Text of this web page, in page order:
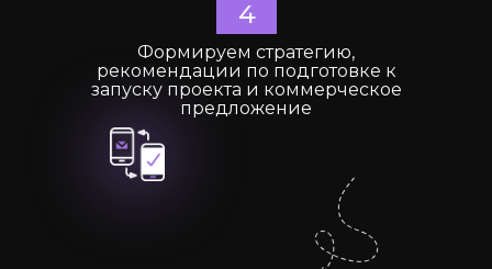
4
Формируем стратегию,
рекомендации по подготовке к
запуску проекта и коммерческое
предложение